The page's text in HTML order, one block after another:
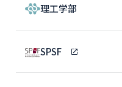
理工学部
SPSF